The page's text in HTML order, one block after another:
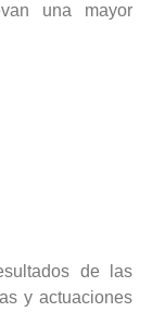
una mayor
de las
y actuaciones